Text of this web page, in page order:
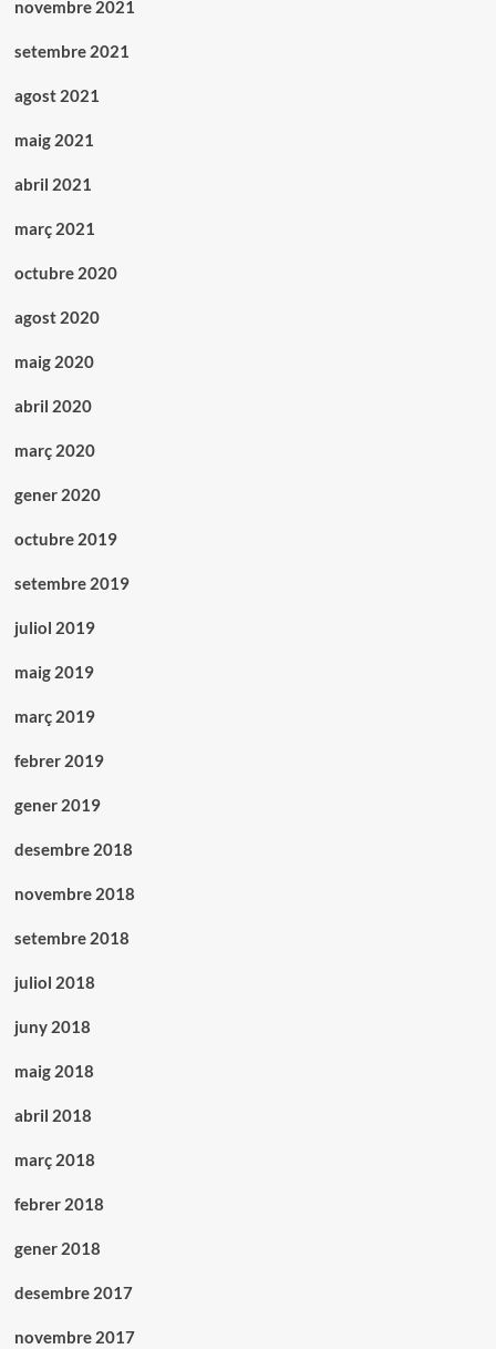
novembre 2021
setembre 2021
agost 2021
maig 2021
abril 2021
març 2021
octubre 2020
agost 2020
maig 2020
abril 2020
març 2020
gener 2020
octubre 2019
setembre 2019
juliol 2019
maig 2019
març 2019
febrer 2019
gener 2019
desembre 2018
novembre 2018
setembre 2018
juliol 2018
juny 2018
maig 2018
abril 2018
març 2018
febrer 2018
gener 2018
desembre 2017
novembre 2017